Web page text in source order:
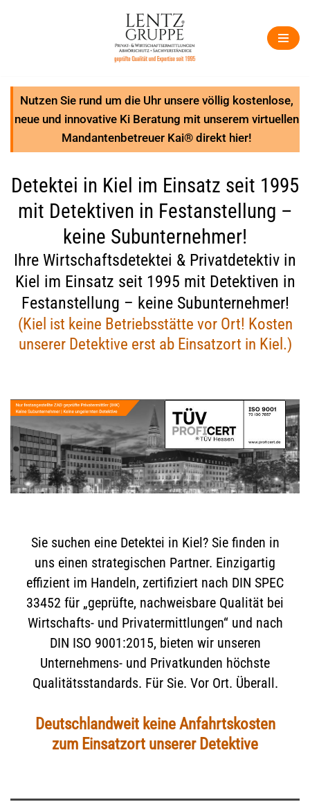
Nutzen Sie rund um die Uhr unsere völlig kostenlose,
neue und innovative Ki Beratung mit unserem virtuellen
Mandantenbetreuer Kai® direkt hier!
Detektei in Kiel im Einsatz seit 1995
mit Detektiven in Festanstellung –
keine Subunternehmer!
Ihre Wirtschaftsdetektei & Privatdetektiv in
Kiel im Einsatz seit 1995 mit Detektiven in
Festanstellung – keine Subunternehmer!
(Kiel ist keine Betriebsstätte vor Ort! Kosten
unserer Detektive erst ab Einsatzort in Kiel.)
Sie suchen eine Detektei in Kiel? Sie finden in
uns einen strategischen Partner. Einzigartig
effizient im Handeln, zertifiziert nach DIN SPEC
33452 für „geprüfte, nachweisbare Qualität bei
Wirtschafts- und Privatermittlungen“ und nach
DIN ISO 9001:2015, bieten wir unseren
Unternehmens- und Privatkunden höchste
Qualitätsstandards. Für Sie. Vor Ort. Überall.
Deutschlandweit keine Anfahrtskosten
zum Einsatzort unserer Detektive